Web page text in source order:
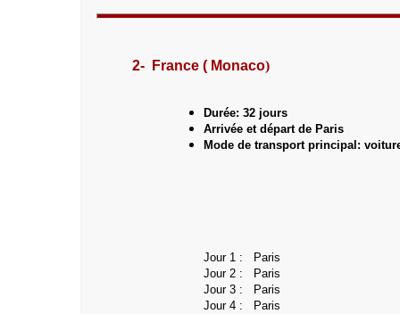
2- France ( Monaco)
Durée: 32 jours
Arrivée et départ de Paris
Mode de transport principal:
Jour 1 : Paris
Jour 2 : Paris
Jour 3 : Paris
Jour 4 : Paris